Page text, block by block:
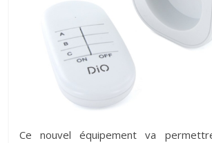
Ce nouvel équipement va